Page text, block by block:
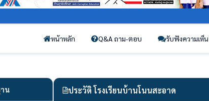
หน้าหลัก Q&A ถาม-ตอบ รับฟังความเห็น
น ประวัติ โรงเรียนบ้านโนนสะอาด